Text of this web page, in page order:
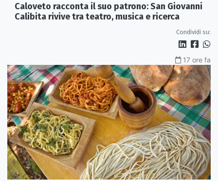
Caloveto racconta il suo patrono: San Giovanni
Calibita rivive tra teatro, musica e ricerca
Condividi su:
17 ore fa